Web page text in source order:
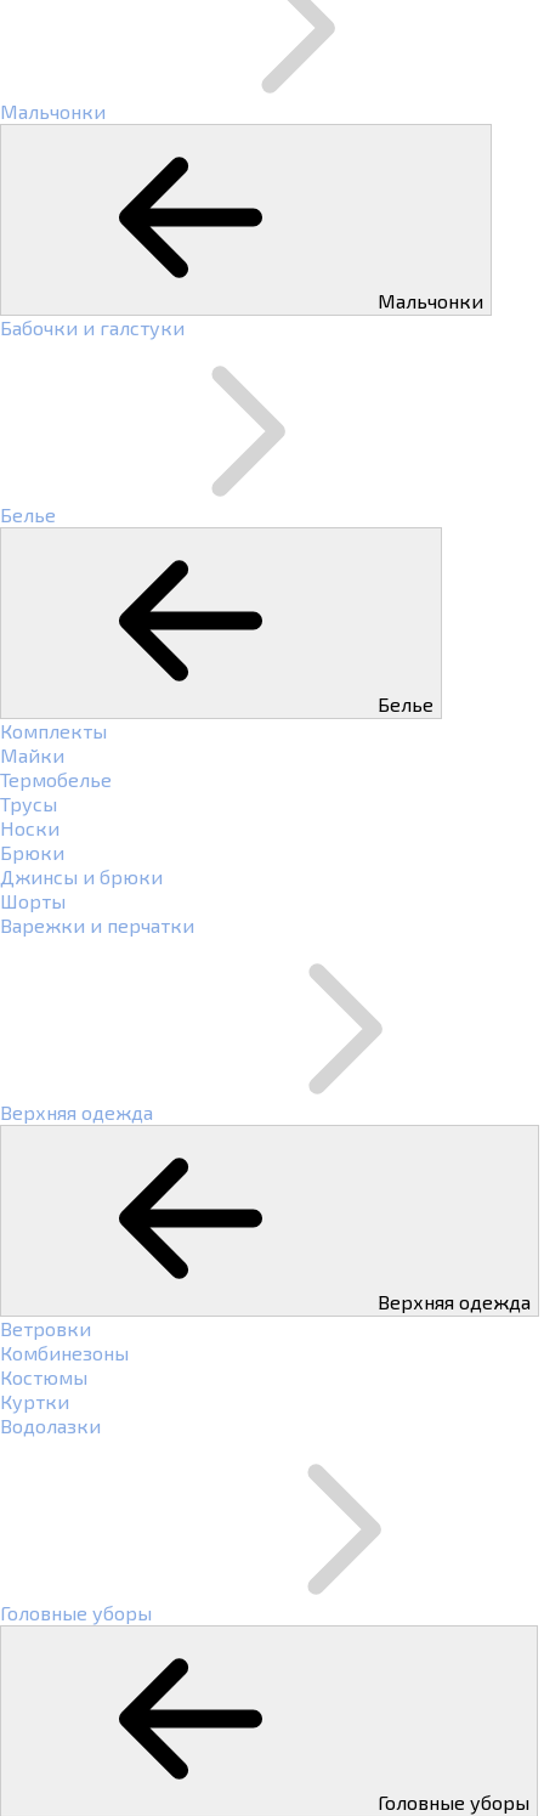
Мальчонки
Мальчонки
Бабочки и галстуки
Белье
Белье
Комплекты
Майки
Термобелье
Трусы
Носки
Брюки
Джинсы и брюки
Шорты
Варежки и перчатки
Верхняя одежда
Верхняя одежда
Ветровки
Комбинезоны
Костюмы
Куртки
Водолазки
Головные уборы
Головные уборы